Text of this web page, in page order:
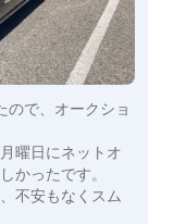
ので、オークショ
曜日にネットオ
かったです。
不安もなくスム